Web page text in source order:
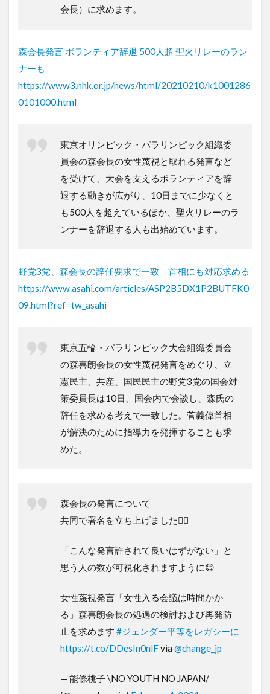
会長）に求めます。
森会長発言 ボランティア辞退 500人超 聖火リレーのラン
ナーも
https://www3.nhk.or.jp/news/html/20210210/k1001286
0101000.html
東京オリンピック・パラリンピック組織委
員会の森会長の女性蔑視と取れる発言など
を受けて、大会を支えるボランティアを辞
退する動きが広がり、10日までに少なくと
も500人を超えているほか、聖火リレーのラ
ンナーを辞退する人も出始めています。
野党3党、森会長の辞任要求で一致 首相にも対応求める
https://www.asahi.com/articles/ASP2B5DX1P2BUTFK0
09.html?ref=tw_asahi
東京五輪・パラリンピック大会組織委員会
の森喜朗会長の女性蔑視発言をめぐり、立
憲民主、共産、国民民主の野党3党の国会対
策委員長は10日、国会内で会談し、森氏の
辞任を求める考えで一致した。菅義偉首相
が解決のために指導力を発揮することも求
めた。
森会長の発言について
共同で署名を立ち上げました🙋‍♀️
「こんな発言許されて良いはずがない」と
思う人の数が可視化されますように😌
女性蔑視発言「女性入る会議は時間かか
る」森喜朗会長の処遇の検討および再発防
止を求めます #ジェンダー平等をレガシーに
https://t.co/DDesIn0nlFvia@change_jp
— 能條桃子 \NO YOUTH NO JAPAN/